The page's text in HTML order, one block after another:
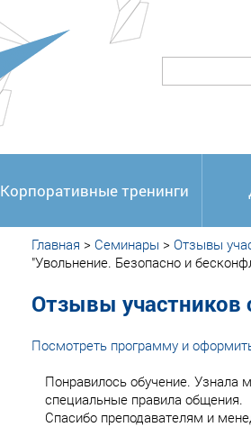
Корпоративные тренинги
Главная > Семинары > Отзывы
"Увольнение. Безопасно и
Отзывы участников
Посмотреть программу и
Понравилось обучение. Узнала
специальные правила общения.
Спасибо преподавателям и